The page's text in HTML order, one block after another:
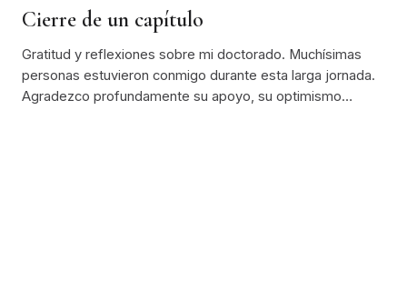
Cierre de un capítulo
Gratitud y reflexiones sobre mi doctorado. Muchísimas
personas estuvieron conmigo durante esta larga jornada.
Agradezco profundamente su apoyo, su optimismo…